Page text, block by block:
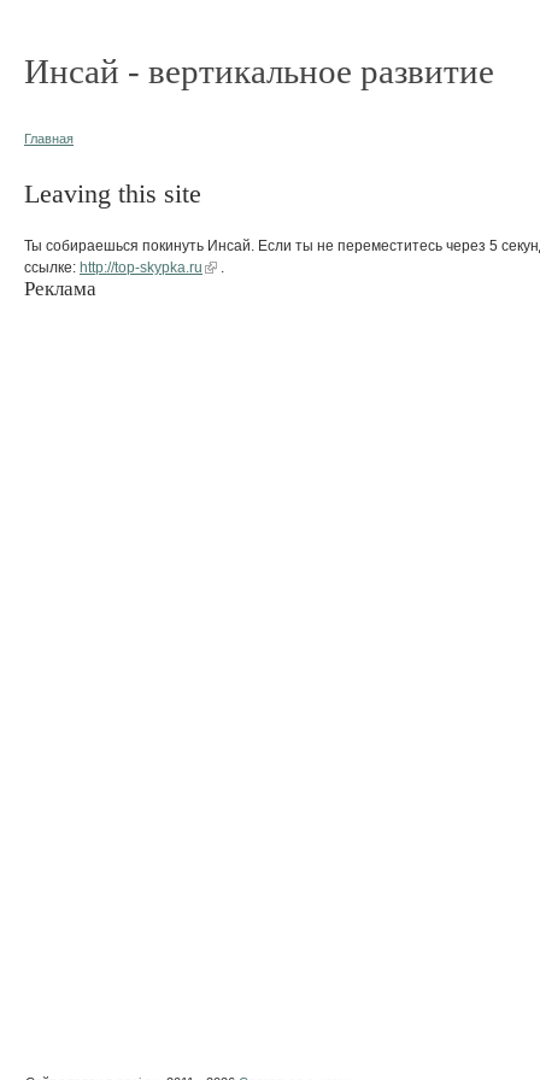
Инсай - вертикальное развитие
Главная
Leaving this site
Ты собираешься покинуть Инсай. Если ты не переместитесь через 5
ссылке: http://top-skypka.ru
Реклама